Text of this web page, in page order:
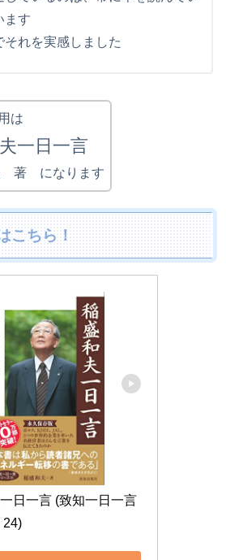
ます
れを実感しました
は
一日一言
著 になります
こちら！
日一言 (致知一日一言
24)